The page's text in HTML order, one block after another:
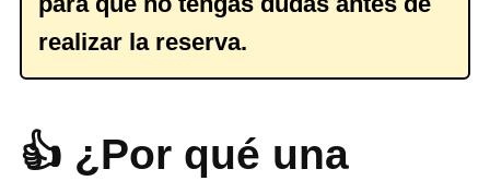
realizar la reserva.
👍 ¿Por qué una